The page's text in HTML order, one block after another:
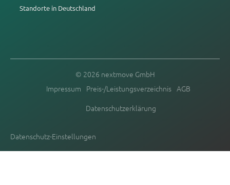
Standorte in Deutschland
© 2026 nextmove GmbH
Impressum Preis-/Leistungsverzeichnis AGB
Datenschutzerklärung
Datenschutz-Einstellungen